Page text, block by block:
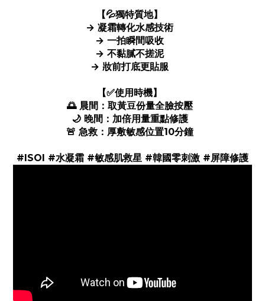
【💦獨特質地】
→ 凝霜轉化水感技術
→ 一拍瞬間吸收
→ 不黏膩不搓泥
→ 妝前打底更貼服
【✅使用時機】
🌅 晨間：取黃豆份量全臉按壓
🌙 晚間：加倍用量重點修護
🚨 急救：厚敷敏感位置10分鐘
#ISOI #水凝霜 #敏感肌救星 #韓國零刺激 #屏障修護